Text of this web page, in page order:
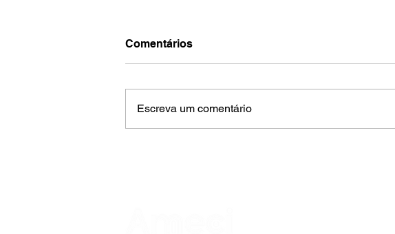
Comentários
Escreva um comentário